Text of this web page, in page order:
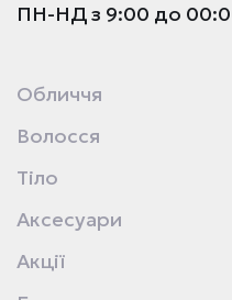
ПН-НД з 9:00 до
Обличчя
Волосся
Тіло
Аксесуари
Акції